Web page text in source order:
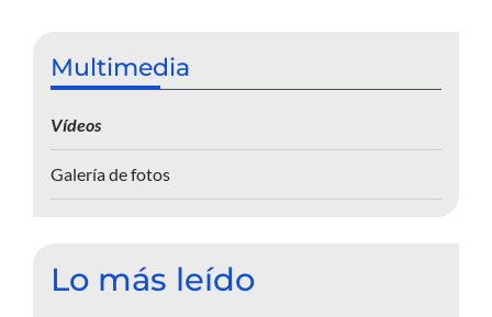
Multimedia
Vídeos
Galería de fotos
Lo más leído